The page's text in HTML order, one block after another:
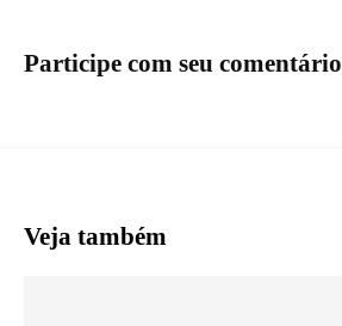
Participe com seu comentário
Veja também